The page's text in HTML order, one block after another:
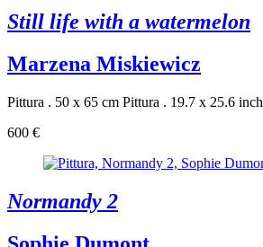
Still life with a watermelon
Marzena Miskiewicz
Pittura . 50 x 65 cm Pittura . 19.7 x 25.6 inch
600 €
Normandy 2